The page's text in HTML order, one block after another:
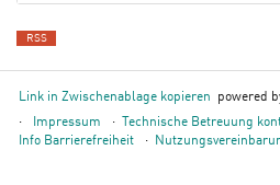
RSS
Link in Zwischenablage kopieren
powered
Impressum
Technische Betreuung
Info Barrierefreiheit